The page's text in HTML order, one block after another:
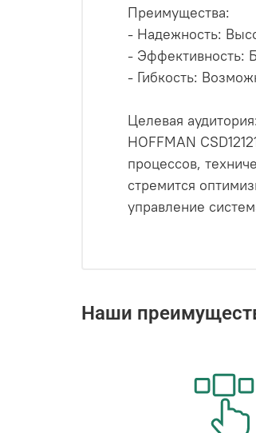
Преимущества:
- Надежность:
- Эффективность:
- Гибкость:
Целевая аудитория:
HOFFMAN
процессов,
стремится
управление
Наши